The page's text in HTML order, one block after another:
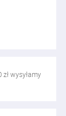
wysyłamy